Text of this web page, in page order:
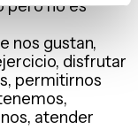
pero no es
nos gustan,
disfrutar
permitirnos
atender